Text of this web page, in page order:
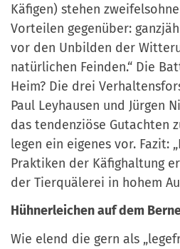
Käfigen) stehen
Vorteilen gegenüber:
vor den Unbilden der
natürlichen Feinden.“ Die
Heim? Die drei
Paul Leyhausen und Jürgen
das tendenziöse Gutachten
legen ein eigenes vor. Fazit:
Praktiken der Käfighaltung
der Tierquälerei in hohem
Hühnerleichen auf dem
Wie elend die gern als